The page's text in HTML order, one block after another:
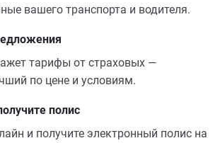
вашего транспорта и водителя.
тарифы от страховых —
по цене и условиям.
полис
и получите электронный полис на